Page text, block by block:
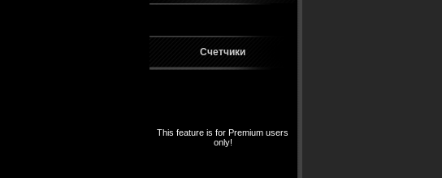
Счетчики
This feature is for Premium users
only!